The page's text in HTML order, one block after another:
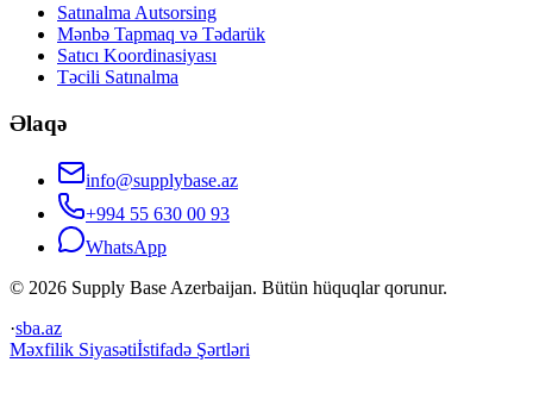
Satınalma Autsorsing
Mənbə Tapmaq və Tədarük
Satıcı Koordinasiyası
Təcili Satınalma
Əlaqə
info@supplybase.az
+994 55 630 00 93
WhatsApp
© 2026 Supply Base Azerbaijan. Bütün hüquqlar qorunur.
·sba.az
Məxfilik Siyasətiİstifadə Şərtləri